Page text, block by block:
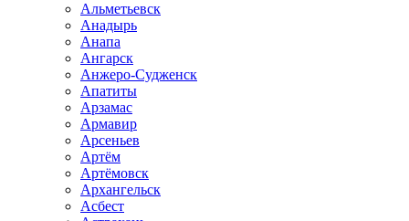
Альметьевск
Анадырь
Анапа
Ангарск
Анжеро-Судженск
Апатиты
Арзамас
Армавир
Арсеньев
Артём
Артёмовск
Архангельск
Асбест